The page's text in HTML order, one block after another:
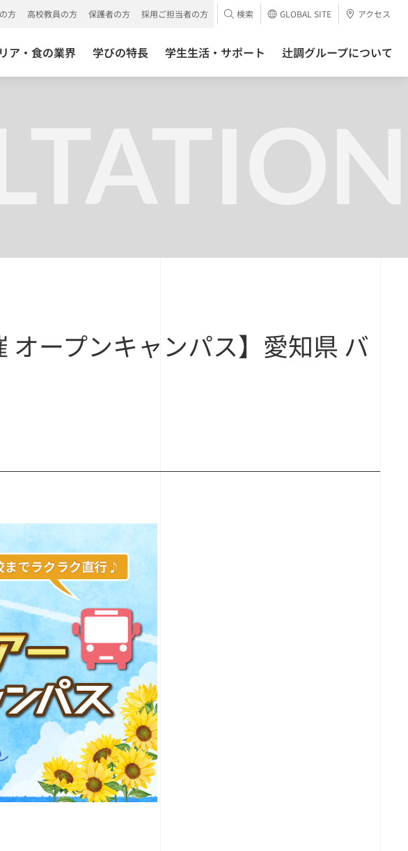
ア・食の業界 学びの特長 学生生活・サポート 辻調グループについて
方 高校教員の方 保護者の方 採用ご担当者の方 検索 GLOBAL SITE アクセス
オープンキャンパス】愛知県 バ